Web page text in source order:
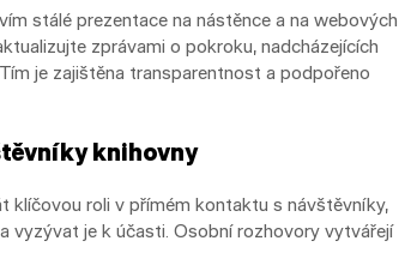
stálé prezentace na nástěnce a na webových
zprávami o pokroku, nadcházejících
je zajištěna transparentnost a podpořeno
knihovny
klíčovou roli v přímém kontaktu s návštěvníky,
vyzývat je k účasti. Osobní rozhovory vytvářejí